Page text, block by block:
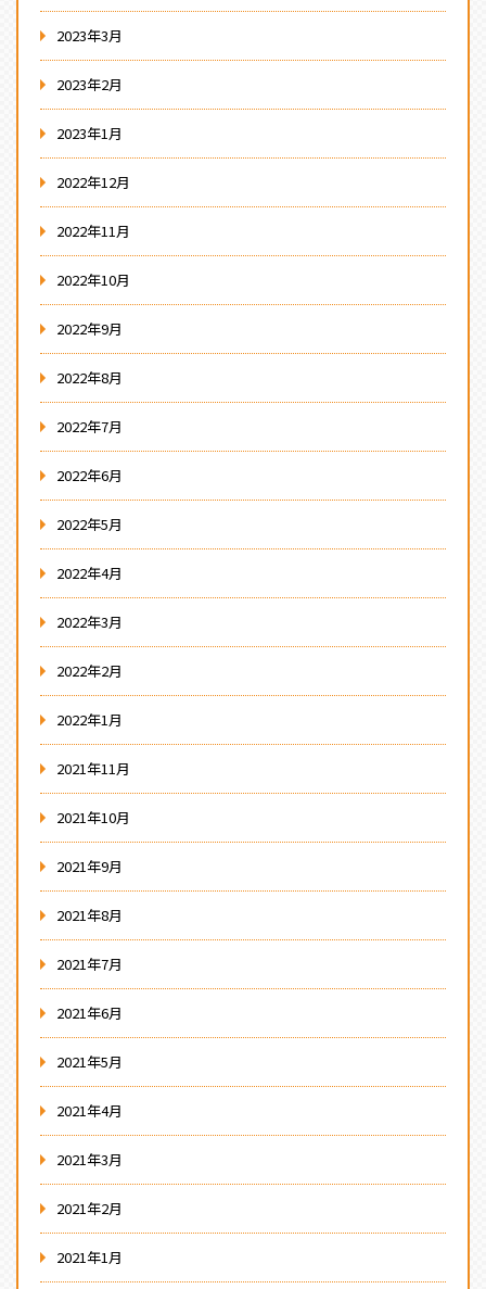
2023年3月
2023年2月
2023年1月
2022年12月
2022年11月
2022年10月
2022年9月
2022年8月
2022年7月
2022年6月
2022年5月
2022年4月
2022年3月
2022年2月
2022年1月
2021年11月
2021年10月
2021年9月
2021年8月
2021年7月
2021年6月
2021年5月
2021年4月
2021年3月
2021年2月
2021年1月